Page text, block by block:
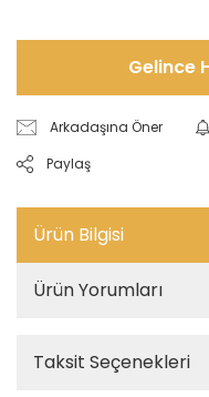
Gelince
Arkadaşına Öner
Paylaş
Ürün Bilgisi
Ürün Yorumları
Taksit Seçenekleri